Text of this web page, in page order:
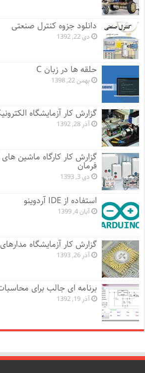
دانلود جزوه کنترل صنعتی
دی 22, 1392
حلقه ها در زبان C
بهمن 22, 1398
گزارش کار آزمایشگاه
آذر 28, 1392
گزارش کار کارگاه ماشین
فرمان
دی 3, 1393
استفاده از IDE آردوینو
آبان 4, 1399
گزارش کار آزمایشگاه
آذر 26, 1393
برنامه ای جالب برای
آذر 19, 1392